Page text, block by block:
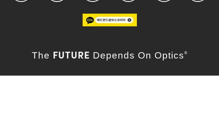
The FUTURE Depends On Optics ®